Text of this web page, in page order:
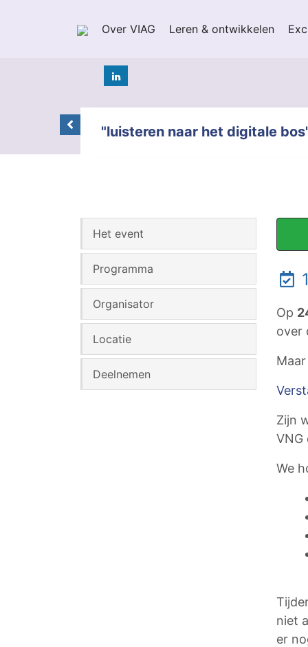
Over VIAG Leren & ontwikkelen
"luisteren naar het digitale
Het event
Programma
Organisator
Locatie
Deelnemen
Op
over
Zijn
VNG
We
niet
er